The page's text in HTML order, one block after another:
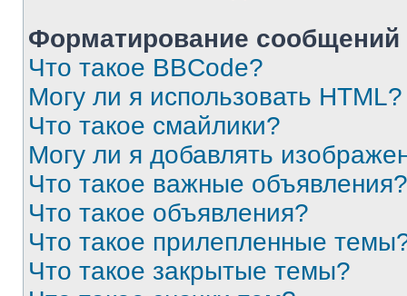
Форматирование
Что такое BBCode?
Могу ли я использовать HTML?
Что такое смайлики?
Могу ли я добавлять
Что такое важные объявления?
Что такое объявления?
Что такое прилепленные
Что такое закрытые темы?